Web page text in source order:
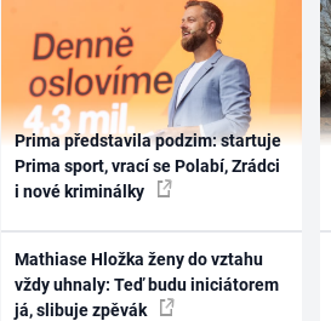
Prima představila podzim: startuje
Prima sport, vrací se Polabí, Zrádci
i nové kriminálky
Mathiase Hložka ženy do vztahu
vždy uhnaly: Teď budu iniciátorem
já, slibuje zpěvák